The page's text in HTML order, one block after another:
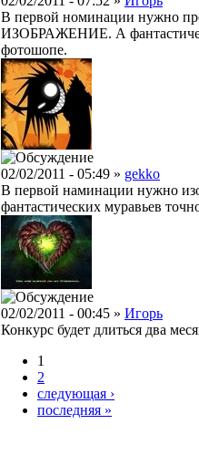
В первой номинации нужно
ИЗОБРАЖЕНИЕ. А
фотошопе.
02/02/2011 - 05:49 » gekko
В первой наминации нужно
фантастических муравьев
02/02/2011 - 00:45 » Игорь
Конкурс будет длиться два
1
2
следующая ›
последняя »